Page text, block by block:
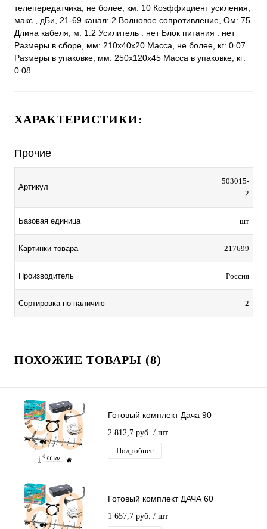
телепередатчика, не более, км: 10 Коэффициент усиления,
макс., дБи, 21-69 канал: 2 Волновое сопротивление, Ом: 75
Длина кабеля, м: 1.2 Усилитель : нет Блок питания : нет
Размеры в сборе, мм: 210х40х20 Масса, не более, кг: 0.07
Размеры в упаковке, мм: 250х120х45 Масса в упаковке, кг:
0.08
ХАРАКТЕРИСТИКИ:
Прочие
Артикул
503015-
2
Базовая единица шт
Картинки товара 217699
Производитель Россия
Сортировка по наличию 2
ПОХОЖИЕ ТОВАРЫ (8)
Готовый комплект Дача 90
2 812,7 руб. / шт
Подробнее
Готовый комплект ДАЧА 60
1 657,7 руб. / шт